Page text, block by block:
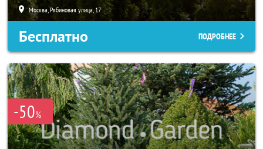
Москва, Рябиновая улица, 17
Бесплатно ПОДРОБНЕЕ
-50%